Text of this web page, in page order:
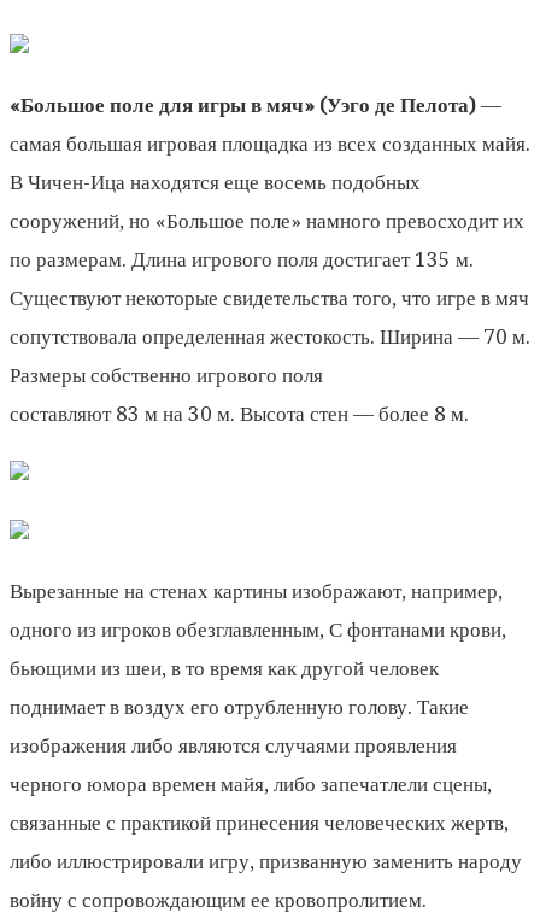
«Большое поле для игры в мяч» (Уэго де Пелота) —
самая большая игровая площадка из всех созданных майя.
В Чичен-Ица находятся еще восемь подобных
сооружений, но «Большое поле» намного превосходит их
по размерам. Длина игрового поля достигает 135 м.
Существуют неко­торые свидетельства того, что игре в мяч
сопутствовала определенная жестокость. Ширина — 70 м.
Размеры собственно игрового поля
составляют 83 м на 30 м. Высота стен — более 8 м.
Вырезанные на стенах картины изображают, например,
одного из игроков обезглавленным, С фонтанами крови,
бьющими из шеи, в то время как другой человек
поднимает в воздух его отрубленную голову. Такие
изображения либо являются случаями проявления
черного юмора времен майя, либо запечатлели сцены,
свя­занные с практикой принесения человеческих жертв,
либо иллюстрировали игру, призванную заменить народу
войну с сопровождающим ее кровопролитием.